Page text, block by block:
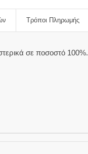
Τρόποι Πληρωμής
σε ποσοστό 100%.